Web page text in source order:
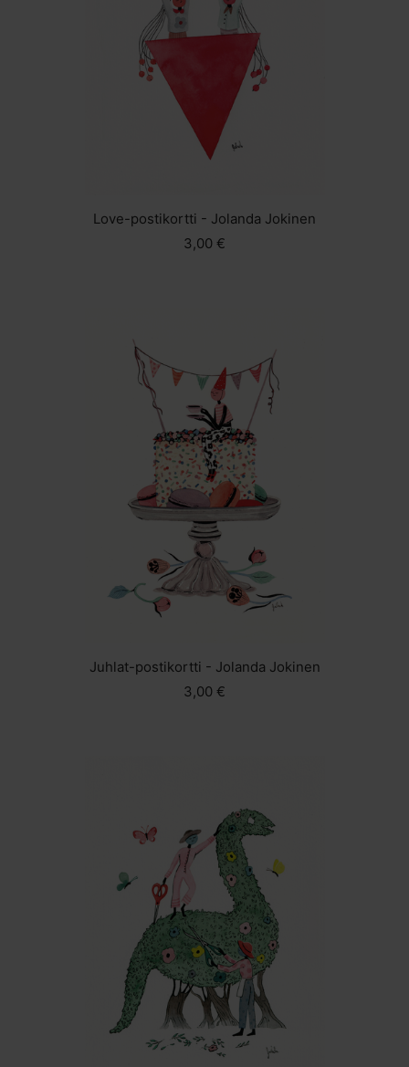
Love-postikortti - Jolanda Jokinen
3,00 €
Juhlat-postikortti - Jolanda Jokinen
3,00 €